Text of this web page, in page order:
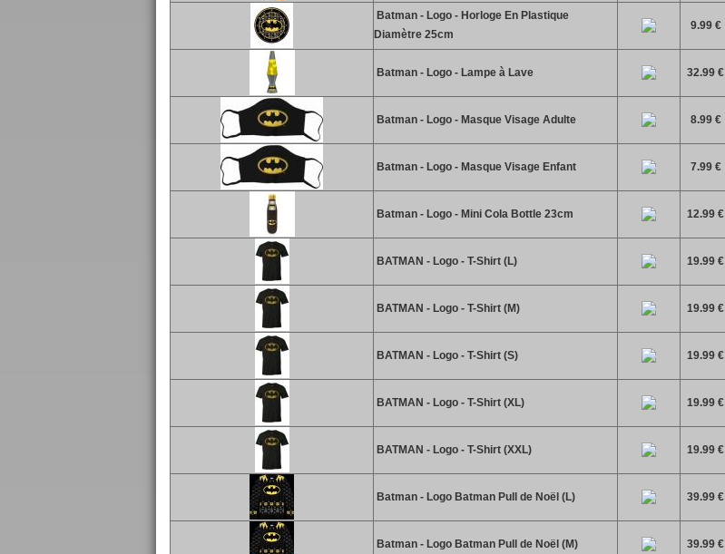
Batman - Logo - Horloge En Plastique
Diamètre 25cm
9.99 €
Batman - Logo - Lampe à Lave 32.99 €
Batman - Logo - Masque Visage Adulte 8.99 €
Batman - Logo - Masque Visage Enfant 7.99 €
Batman - Logo - Mini Cola Bottle 23cm 12.99 €
BATMAN - Logo - T-Shirt (L) 19.99 €
BATMAN - Logo - T-Shirt (M) 19.99 €
BATMAN - Logo - T-Shirt (S) 19.99 €
BATMAN - Logo - T-Shirt (XL) 19.99 €
BATMAN - Logo - T-Shirt (XXL) 19.99 €
Batman - Logo Batman Pull de Noël (L) 39.99 €
Batman - Logo Batman Pull de Noël (M) 39.99 €